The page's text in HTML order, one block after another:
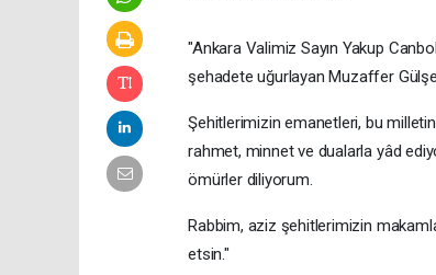
"Ankara Valimiz Sayın Yakup
şehadete uğurlayan Muzaffer
Şehitlerimizin emanetleri, bu
rahmet, minnet ve dualarla yâd
ömürler diliyorum.
Rabbim, aziz şehitlerimizin
etsin."